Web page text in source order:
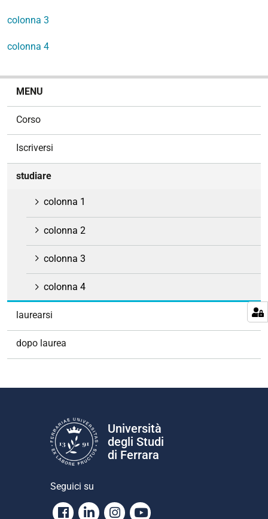
colonna 3
colonna 4
MENU
Corso
Iscriversi
studiare
colonna 1
colonna 2
colonna 3
colonna 4
laurearsi
dopo laurea
Università
degli Studi
di Ferrara
Seguici su
Facebook
LinkedinInstagram
Youtube